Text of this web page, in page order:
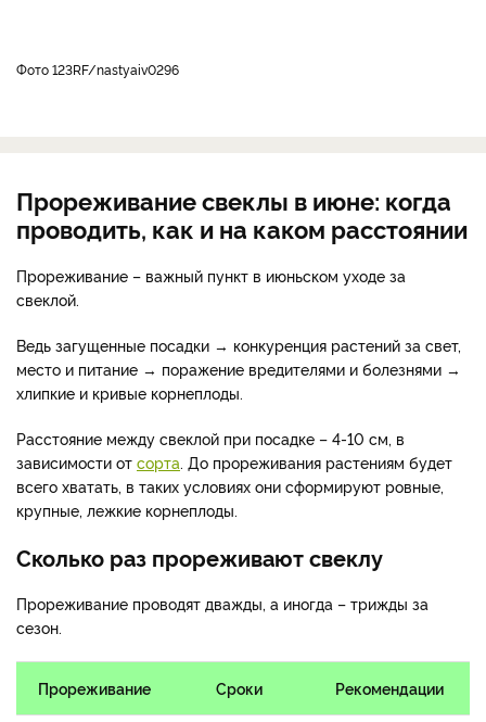
фото 123RF/nastyaiv0296
Прореживание свеклы в июне: когда
проводить, как и на каком расстоянии
Прореживание – важный пункт в июньском уходе за
свеклой.
Ведь загущенные посадки → конкуренция растений за свет,
место и питание → поражение вредителями и болезнями →
хлипкие и кривые корнеплоды.
Расстояние между свеклой при посадке – 4-10 см, в
зависимости от сорта . До прореживания растениям будет
всего хватать, в таких условиях они сформируют ровные,
крупные, лежкие корнеплоды.
Сколько раз прореживают свеклу
Прореживание проводят дважды, а иногда – трижды за
сезон.
Прореживание Сроки Рекомендации